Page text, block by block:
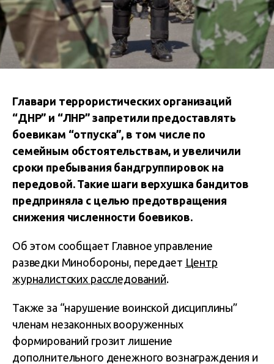
Главари террористических организаций
“ДНР” и “ЛНР” запретили предоставлять
боевикам “отпуска”, в том числе по
семейным обстоятельствам, и увеличили
сроки пребывания бандгруппировок на
передовой. Такие шаги верхушка бандитов
предприняла с целью предотвращения
снижения численности боевиков.
Об этом сообщает Главное управление
разведки Минобороны, передает Центр
журналистских расследований.
Также за “нарушение воинской дисциплины”
членам незаконных вооруженных
формирований грозит лишение
дополнительного денежного вознаграждения и